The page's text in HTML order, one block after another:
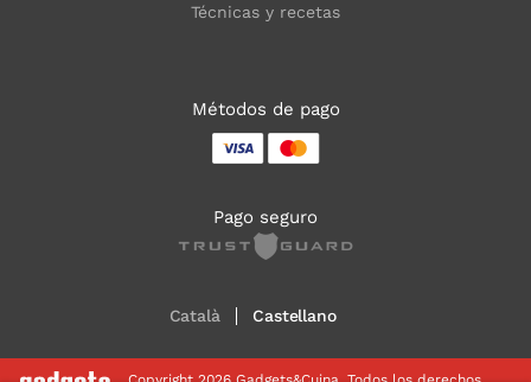
Técnicas y recetas
Métodos de pago
Pago seguro
Català Castellano